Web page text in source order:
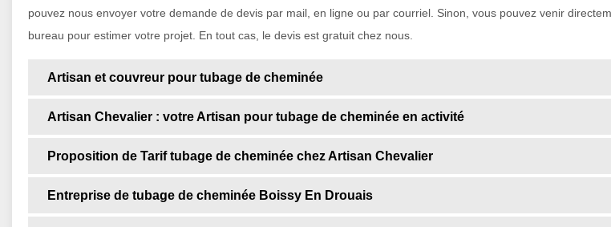
pouvez nous envoyer votre demande de devis par mail, en ligne ou par courriel. Sinon, vous pouvez venir
bureau pour estimer votre projet. En tout cas, le devis est gratuit chez nous.
Artisan et couvreur pour tubage de cheminée
Artisan Chevalier : votre Artisan pour tubage de cheminée en activité
Proposition de Tarif tubage de cheminée chez Artisan Chevalier
Entreprise de tubage de cheminée Boissy En Drouais